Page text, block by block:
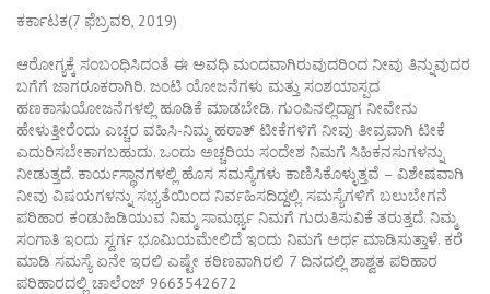
ಕರ್ಕಾಟಕ(7 ಫೆಬ್ರವರಿ, 2019)
ಆರೋಗ್ಯಕ್ಕೆ ಸಂಬಂಧಿಸಿದಂತೆ ಈ ಅವಧಿ ಮಂದವಾಗಿರುವುದರಿಂದ ನೀವು ತಿನ್ನುವುದರ
ಬಗೆಗೆ ಜಾಗರೂಕರಾಗಿರಿ. ಜಂಟಿ ಯೋಜನೆಗಳು ಮತ್ತು ಸಂಶಯಾಸ್ಪದ
ಹಣಕಾಸುಯೋಜನೆಗಳಲ್ಲಿ ಹೂಡಿಕೆ ಮಾಡಬೇಡಿ. ಗುಂಪಿನಲ್ಲಿದ್ದಾಗ ನೀವೇನು
ಹೇಳುತ್ತೀರೆಂದು ಎಚ್ಚರ ವಹಿಸಿ-ನಿಮ್ಮ ಹಠಾತ್ ಟೀಕೆಗಳಿಗೆ ನೀವು ತೀವ್ರವಾಗಿ ಟೀಕೆ
ಎದುರಿಸಬೇಕಾಗಬಹುದು. ಒಂದು ಅಚ್ಚರಿಯ ಸಂದೇಶ ನಿಮಗೆ ಸಿಹಿಕನಸುಗಳನ್ನು
ನೀಡುತ್ತದೆ. ಕಾರ್ಯಸ್ಥಾನಗಳಲ್ಲಿ ಹೊಸ ಸಮಸ್ಯೆಗಳು ಕಾಣಿಸಿಕೊಳ್ಳುತ್ತವೆ – ವಿಶೇಷವಾಗಿ
ನೀವು ವಿಷಯಗಳನ್ನು ಸಭ್ಯತೆಯಿಂದ ನಿರ್ವಹಿಸದಿದ್ದಲ್ಲಿ. ಸಮಸ್ಯೆಗಳಿಗೆ ಬಲುಬೇಗನೆ
ಪರಿಹಾರ ಕಂಡುಹಿಡಿಯುವ ನಿಮ್ಮ ಸಾಮರ್ಥ್ಯ ನಿಮಗೆ ಗುರುತಿಸುವಿಕೆ ತರುತ್ತದೆ. ನಿಮ್ಮ
ಸಂಗಾತಿ ಇಂದು ಸ್ವರ್ಗ ಭೂಮಿಯಮೇಲಿದೆ ಇಂದು ನಿಮಗೆ ಅರ್ಥ ಮಾಡಿಸುತ್ತಾಳೆ. ಕರೆ
ಮಾಡಿ ಸಮಸ್ಯೆ ಏನೇ ಇರಲಿ ಎಷ್ಟೇ ಕಠಿಣವಾಗಿರಲಿ 7 ದಿನದಲ್ಲಿ ಶಾಶ್ವತ ಪರಿಹಾರ
ಪರಿಹಾರದಲ್ಲಿ ಚಾಲೆಂಜ್ 9663542672